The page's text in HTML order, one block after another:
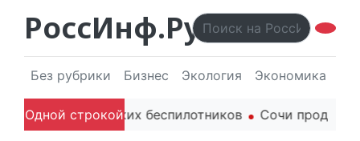
РоссИнф.Ру
Без рубрики Бизнес Экология Экономика
Одной строкой
гражданских беспилотников Сочи